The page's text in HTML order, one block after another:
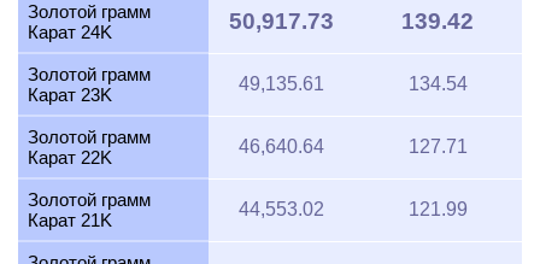
Золотой грамм
Карат 24K
50,917.73 139.42
Золотой грамм
Карат 23K
49,135.61 134.54
Золотой грамм
Карат 22K
46,640.64 127.71
Золотой грамм
Карат 21K
44,553.02 121.99